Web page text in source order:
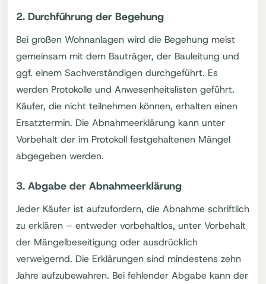
2. Durchführung der Begehung
Bei großen Wohnanlagen wird die Begehung meist
gemeinsam mit dem Bauträger, der Bauleitung und
ggf. einem Sachverständigen durchgeführt. Es
werden Protokolle und Anwesenheitslisten geführt.
Käufer, die nicht teilnehmen können, erhalten einen
Ersatztermin. Die Abnahmeerklärung kann unter
Vorbehalt der im Protokoll festgehaltenen Mängel
abgegeben werden.
3. Abgabe der Abnahmeerklärung
Jeder Käufer ist aufzufordern, die Abnahme schriftlich
zu erklären – entweder vorbehaltlos, unter Vorbehalt
der Mängelbeseitigung oder ausdrücklich
verweigernd. Die Erklärungen sind mindestens zehn
Jahre aufzubewahren. Bei fehlender Abgabe kann der